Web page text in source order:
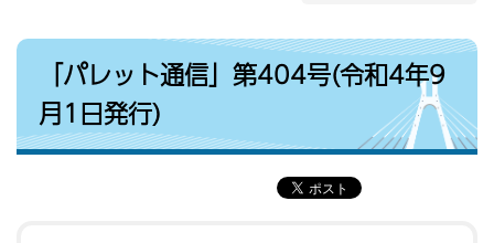
「パレット通信」第404号(令和4年9
月1日発行)